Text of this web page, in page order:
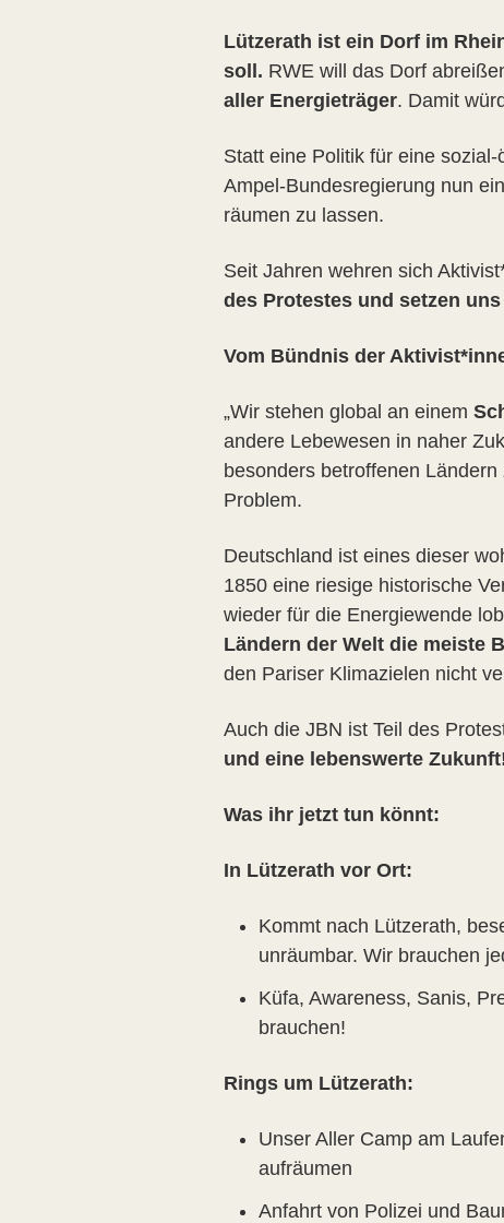
Lützerath ist ein Dorf im
soll. RWE will das Dorf
aller Energieträger. Damit
Statt eine Politik für eine
Ampel-Bundesregierung nun
räumen zu lassen.
Seit Jahren wehren sich
des Protestes und setzen
Vom Bündnis der
„Wir stehen global an einem
andere Lebewesen in naher
besonders betroffenen
Problem.
Deutschland ist eines dieser
1850 eine riesige historische
wieder für die Energiewende
Ländern der Welt die meiste
den Pariser Klimazielen nicht
Auch die JBN ist Teil des
und eine lebenswerte
Was ihr jetzt tun könnt:
In Lützerath vor Ort:
Kommt nach Lützerath,
unräumbar. Wir brauchen
Küfa, Awareness, Sanis,
brauchen!
Rings um Lützerath:
Unser Aller Camp am
aufräumen
Anfahrt von Polizei und